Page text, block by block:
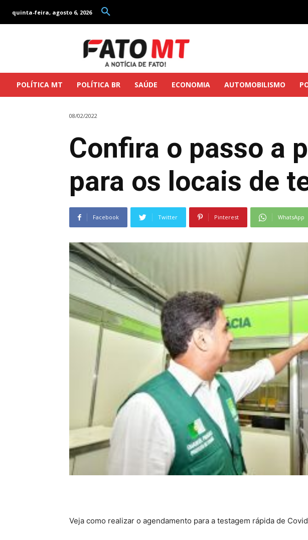
quinta-feira, agosto 6, 2026
POLÍTICA MT POLÍTICA BR SAÚDE ECONOMIA AUTOMOBILISMO
08/02/2022
Confira o passo a
para os locais de
Facebook Twitter Pinterest WhatsApp
Veja como realizar o agendamento para a testagem rápida de